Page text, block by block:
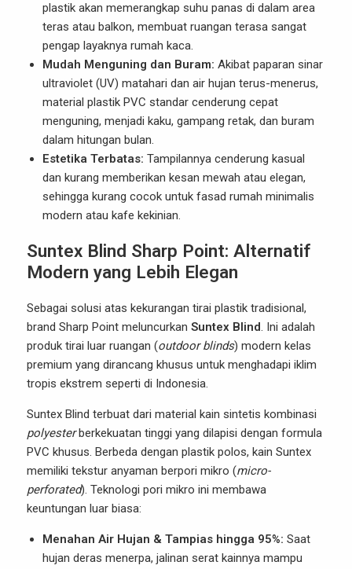
plastik akan memerangkap suhu panas di dalam area
teras atau balkon, membuat ruangan terasa sangat
pengap layaknya rumah kaca.
Mudah Menguning dan Buram: Akibat paparan sinar
ultraviolet (UV) matahari dan air hujan terus-menerus,
material plastik PVC standar cenderung cepat
menguning, menjadi kaku, gampang retak, dan buram
dalam hitungan bulan.
Estetika Terbatas: Tampilannya cenderung kasual
dan kurang memberikan kesan mewah atau elegan,
sehingga kurang cocok untuk fasad rumah minimalis
modern atau kafe kekinian.
Suntex Blind Sharp Point: Alternatif
Modern yang Lebih Elegan
Sebagai solusi atas kekurangan tirai plastik tradisional,
brand Sharp Point meluncurkan Suntex Blind. Ini adalah
produk tirai luar ruangan (outdoor blinds) modern kelas
premium yang dirancang khusus untuk menghadapi iklim
tropis ekstrem seperti di Indonesia.
Suntex Blind terbuat dari material kain sintetis kombinasi
polyesterberkekuatan tinggi yang dilapisi dengan formula
PVC khusus. Berbeda dengan plastik polos, kain Suntex
memiliki tekstur anyaman berpori mikro (micro-
perforated). Teknologi pori mikro ini membawa
keuntungan luar biasa:
Menahan Air Hujan & Tampias hingga 95%: Saat
hujan deras menerpa, jalinan serat kainnya mampu